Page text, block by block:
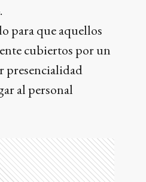
para que aquellos
cubiertos por un
presencialidad
al personal